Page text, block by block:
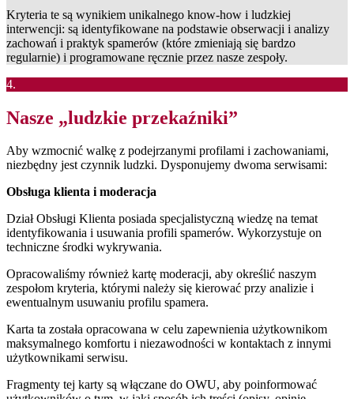
Kryteria te są wynikiem unikalnego know-how i ludzkiej
interwencji: są identyfikowane na podstawie obserwacji i analizy
zachowań i praktyk spamerów (które zmieniają się bardzo
regularnie) i programowane ręcznie przez nasze zespoły.
4.
Nasze „ludzkie przekaźniki”
Aby wzmocnić walkę z podejrzanymi profilami i zachowaniami,
niezbędny jest czynnik ludzki. Dysponujemy dwoma serwisami:
Obsługa klienta i moderacja
Dział Obsługi Klienta posiada specjalistyczną wiedzę na temat
identyfikowania i usuwania profili spamerów. Wykorzystuje on
techniczne środki wykrywania.
Opracowaliśmy również kartę moderacji, aby określić naszym
zespołom kryteria, którymi należy się kierować przy analizie i
ewentualnym usuwaniu profilu spamera.
Karta ta została opracowana w celu zapewnienia użytkownikom
maksymalnego komfortu i niezawodności w kontaktach z innymi
użytkownikami serwisu.
Fragmenty tej karty są włączane do OWU, aby poinformować